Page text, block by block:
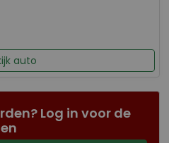
auto
Log in voor de